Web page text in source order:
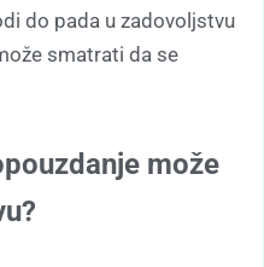
do pada u zadovoljstvu
smatrati da se
može